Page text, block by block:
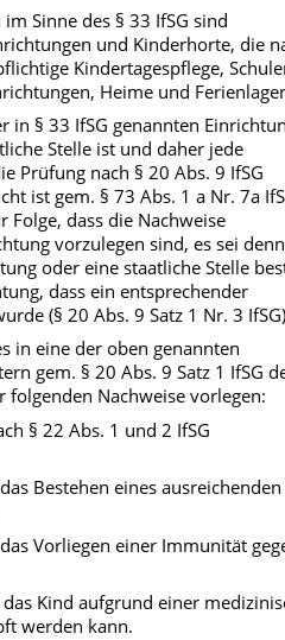
Sinne des § 33 IfSG sind
und Kinderhorte, die
Kindertagespflege,
Heime und
in § 33 IfSG genannten
Stelle ist und daher jede
Prüfung nach § 20 Abs. 9 IfSG
ist gem. § 73 Abs. 1 a Nr. 7a
Folge, dass die Nachweise
vorzulegen sind, es sei
oder eine staatliche Stelle
dass ein entsprechender
(§ 20 Abs. 9 Satz 1 Nr. 3
in eine der oben genannten
gem. § 20 Abs. 9 Satz 1 IfSG
Nachweise vorlegen:
§ 22 Abs. 1 und 2 IfSG
Bestehen eines ausreichenden
Vorliegen einer Immunität
das Kind aufgrund einer
werden kann.